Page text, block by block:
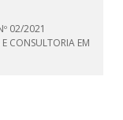
02/2021
CONSULTORIA EM